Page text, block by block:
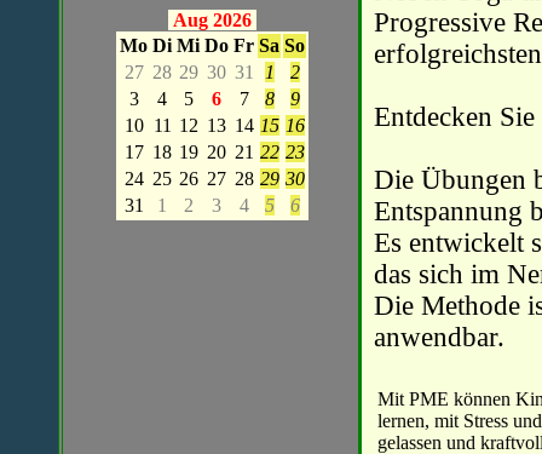
Aug 2026
Mo Di Mi Do Fr Sa So
27 28 29 30 31 1
2
3
4 5 6 7 8
9
10 11 12 13 14 15 16
17 18 19 20 21 22 23
24 25 26 27 28 29 30
31
1 2 3 4 5 6
Progressive
Entdecken
Die Übungen
Entspannung
Es entwickelt
das sich im
Die Methode
anwendbar.
Mit PME können
lernen, mit Stress
gelassen und